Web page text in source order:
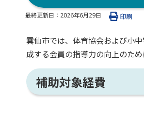
最終更新日： 2026年6月29日 印刷
雲仙市では、体育協会および小
成する会員の指導力の向上のた
補助対象経費